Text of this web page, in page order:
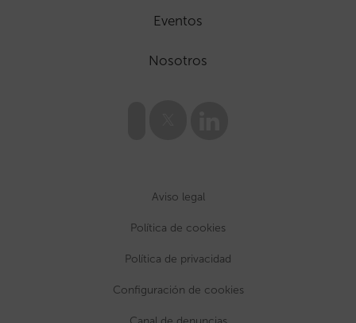
Eventos
Nosotros
Aviso legal
Política de cookies
Política de privacidad
Configuración de cookies